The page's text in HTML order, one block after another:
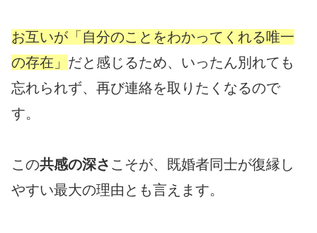
お互いが「自分のことをわかってくれる唯一
の存在」 だと感じるため、いったん別れても
忘れられず、再び連絡を取りたくなるので
す。
この共感の深さ こそが、既婚者同士が復縁し
やすい最大の理由とも言えます。